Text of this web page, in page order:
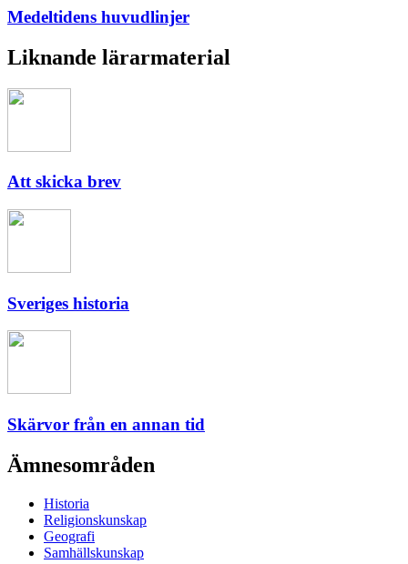
Medeltidens huvudlinjer
Liknande lärarmaterial
Att skicka brev
Sveriges historia
Skärvor från en annan tid
Ämnesområden
Historia
Religionskunskap
Geografi
Samhällskunskap